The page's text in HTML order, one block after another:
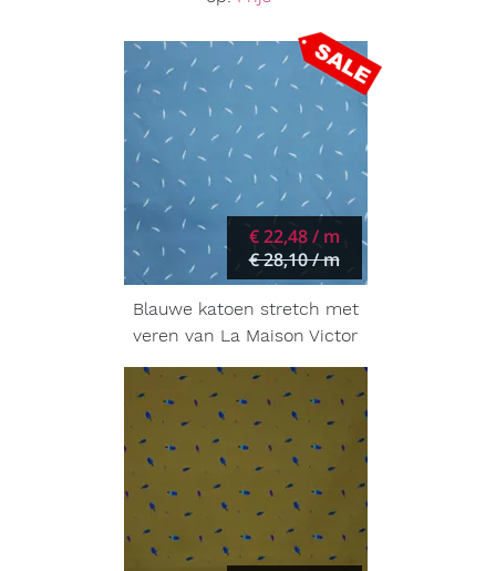
€ 22,48 / m
€ 28,10 / m
Blauwe katoen stretch met
veren van La Maison Victor